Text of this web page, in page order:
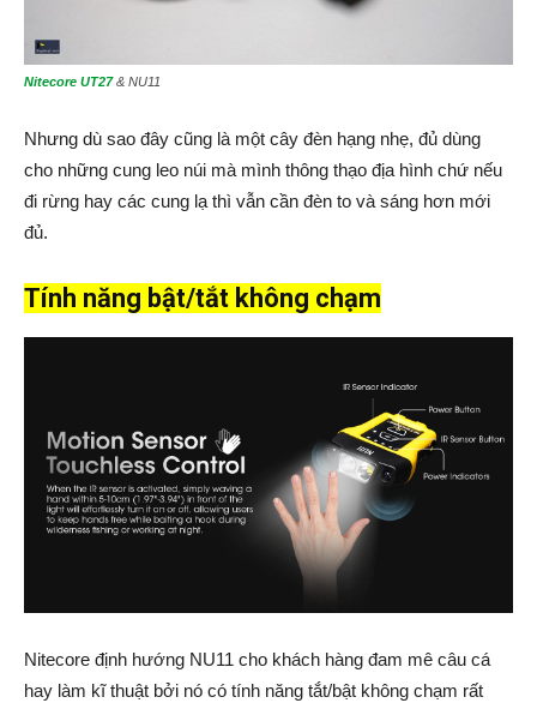
Nitecore UT27& NU11
Nhưng dù sao đây cũng là một cây đèn hạng nhẹ, đủ dùng
cho những cung leo núi mà mình thông thạo địa hình chứ nếu
đi rừng hay các cung lạ thì vẫn cần đèn to và sáng hơn mới
đủ.
Tính năng bật/tắt không chạm
Nitecore định hướng NU11 cho khách hàng đam mê câu cá
hay làm kĩ thuật bởi nó có tính năng tắt/bật không chạm rất